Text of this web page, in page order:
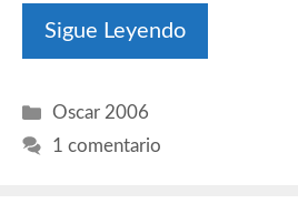
Sigue Leyendo
Categorías
Oscar 2006
1 comentario